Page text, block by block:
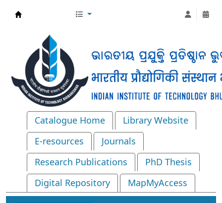
Catalogue Home
Library Website
E-resources
Journals
Research Publications
PhD Thesis
Digital Repository
MapMyAccess